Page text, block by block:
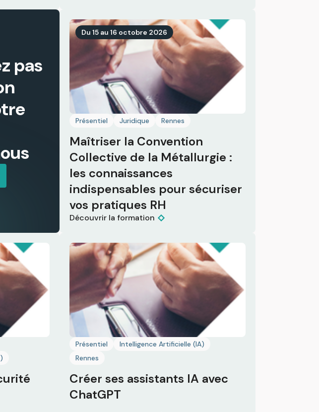
pas
Du 15 au 16 octobre 2026
Présentiel Juridique Rennes
Maîtriser la Convention
Collective de la Métallurgie :
les connaissances
indispensables pour sécuriser
vos pratiques RH
Découvrir la formation
Présentiel
Intelligence Artificielle (IA)
Rennes
Créer ses assistants IA avec
ChatGPT